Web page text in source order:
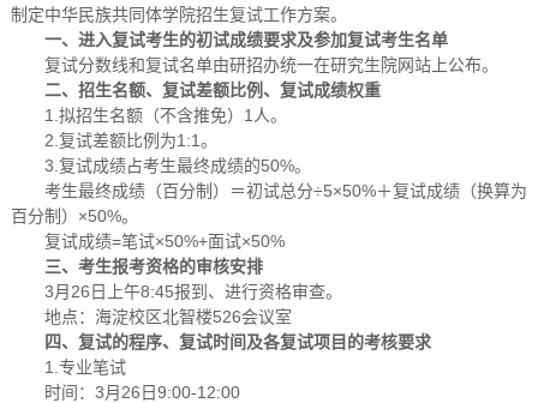
制定中华民族共同体学院招生复试工作方案。
一、进入复试考生的初试成绩要求及参加复试考生名单
复试分数线和复试名单由研招办统一在研究生院网站上公布。
二、招生名额、复试差额比例、复试成绩权重
1.拟招生名额（不含推免）1人。
2.复试差额比例为1:1。
3.复试成绩占考生最终成绩的50%。
考生最终成绩（百分制）＝初试总分÷5×50%＋复试成绩（换算为
百分制）×50%。
复试成绩=笔试×50%+面试×50%
三、考生报考资格的审核安排
3月26日上午8:45报到、进行资格审查。
地点：海淀校区北智楼526会议室
四、复试的程序、复试时间及各复试项目的考核要求
1.专业笔试
时间：3月26日9:00-12:00